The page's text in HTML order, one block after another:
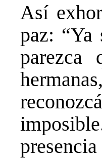
Así
paz: “Ya
parezca